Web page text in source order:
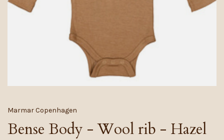
Marmar Copenhagen
Bense Body - Wool rib - Hazel